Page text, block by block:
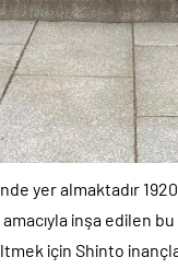
yer almaktadır
amacıyla inşa edilen
için Shinto